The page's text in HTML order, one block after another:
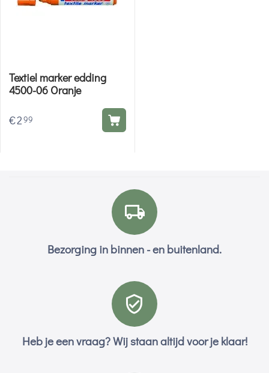
Textiel marker edding
4500-06 Oranje
€299
Bezorging in binnen - en buitenland.
Heb je een vraag? Wij staan altijd voor je klaar!